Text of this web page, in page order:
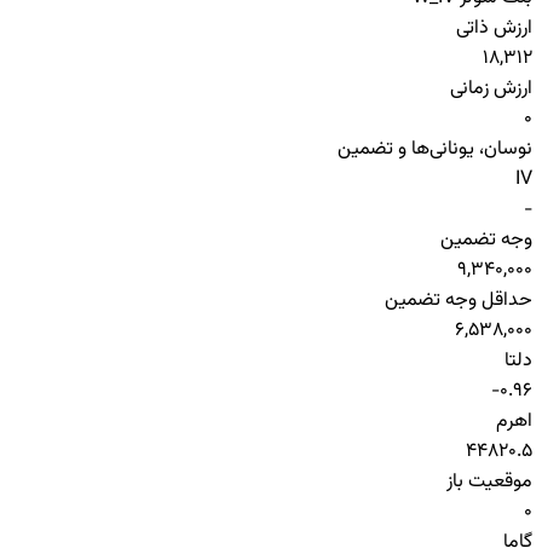
ارزش ذاتی
18,312
ارزش زمانی
0
نوسان، یونانی‌ها و تضمین
IV
-
وجه تضمین
9,340,000
حداقل وجه تضمین
6,538,000
دلتا
-0.96
اهرم
44820.5
موقعیت باز
0
گاما